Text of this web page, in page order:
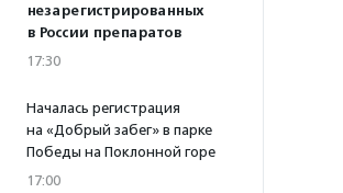
незарегистрированных
в России препаратов
17:30
Началась регистрация
на «Добрый забег» в парке
Победы на Поклонной горе
17:00